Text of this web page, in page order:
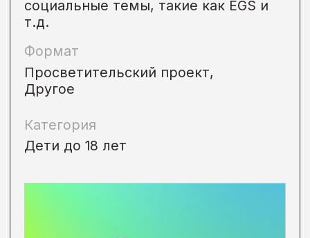
Категория
Малоимущие,
Дети до 18 лет